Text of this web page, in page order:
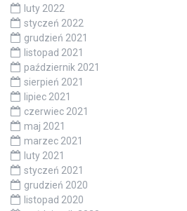
luty 2022
styczeń 2022
grudzień 2021
listopad 2021
październik 2021
sierpień 2021
lipiec 2021
czerwiec 2021
maj 2021
marzec 2021
luty 2021
styczeń 2021
grudzień 2020
listopad 2020